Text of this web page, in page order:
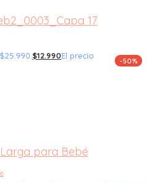
$12.990El precio
-50%